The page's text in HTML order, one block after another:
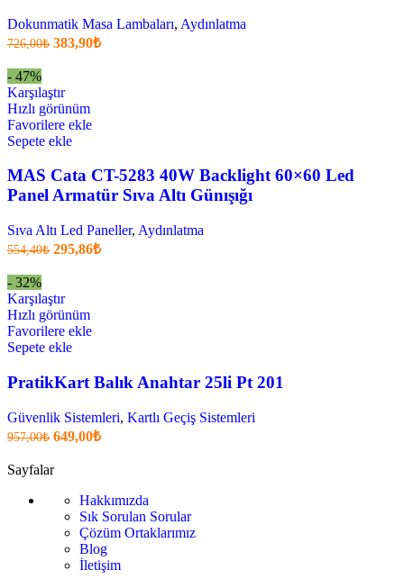
Dokunmatik Masa Lambaları, Aydınlatma
726,00₺ Orijinal
383,90₺Şu
- 47%
Karşılaştır
Hızlı görünüm
Favorilere ekle
Sepete ekle
MAS Cata CT-5283 40W Backlight 60×60 Led
Panel Armatür Sıva Altı Günışığı
Sıva Altı Led Paneller, Aydınlatma
554,40₺ Orijinal
295,86₺Şu
- 32%
Karşılaştır
Hızlı görünüm
Favorilere ekle
Sepete ekle
PratikKart Balık Anahtar 25li Pt 201
Güvenlik Sistemleri, Kartlı Geçiş Sistemleri
957,00₺ Orijinal
957,00₺.
649,00₺Şu
.
Sayfalar
Hakkımızda
Sık Sorulan Sorular
Çözüm Ortaklarımız
Blog
İletişim